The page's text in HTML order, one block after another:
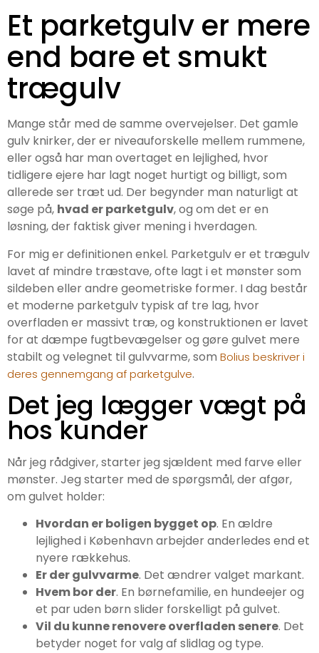
Et parketgulv er mere
end bare et smukt
trægulv
Mange står med de samme overvejelser. Det gamle
gulv knirker, der er niveauforskelle mellem rummene,
eller også har man overtaget en lejlighed, hvor
tidligere ejere har lagt noget hurtigt og billigt, som
allerede ser træt ud. Der begynder man naturligt at
søge på, hvad er parketgulv, og om det er en
løsning, der faktisk giver mening i hverdagen.
For mig er definitionen enkel. Parketgulv er et trægulv
lavet af mindre træstave, ofte lagt i et mønster som
sildeben eller andre geometriske former. I dag består
et moderne parketgulv typisk af tre lag, hvor
overfladen er massivt træ, og konstruktionen er lavet
for at dæmpe fugtbevægelser og gøre gulvet mere
stabilt og velegnet til gulvvarme, som Bolius beskriver i
deres gennemgang af parketgulve.
Det jeg lægger vægt på
hos kunder
Når jeg rådgiver, starter jeg sjældent med farve eller
mønster. Jeg starter med de spørgsmål, der afgør,
om gulvet holder:
Hvordan er boligen bygget op. En ældre
lejlighed i København arbejder anderledes end et
nyere rækkehus.
Er der gulvvarme. Det ændrer valget markant.
Hvem bor der. En børnefamilie, en hundeejer og
et par uden børn slider forskelligt på gulvet.
Vil du kunne renovere overfladen senere. Det
betyder noget for valg af slidlag og type.